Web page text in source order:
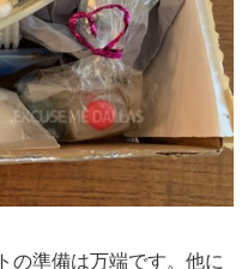
の準備は万端です。他に